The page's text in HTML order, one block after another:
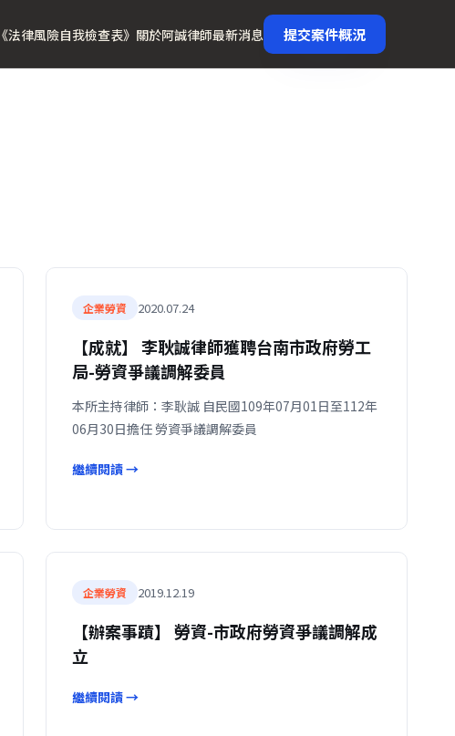
《法律風險自我檢查表》 關於阿誠律師最新消息 提交案件概況
企業勞資 2020.07.24
【成就】 李耿誠律師獲聘台南市政府勞工
局-勞資爭議調解委員
本所主持律師：李耿誠 自民國109年07月01日至112年
06月30日擔任 勞資爭議調解委員
繼續閱讀 →
企業勞資 2019.12.19
【辦案事蹟】 勞資-市政府勞資爭議調解成
立
繼續閱讀 →